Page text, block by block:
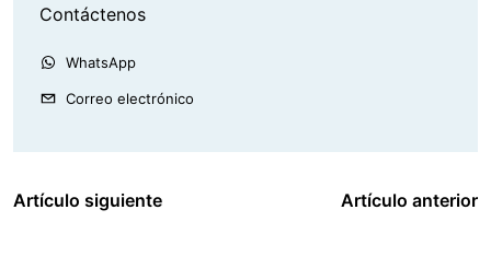
Contáctenos
WhatsApp
Correo electrónico
Artículo siguiente Artículo anterior